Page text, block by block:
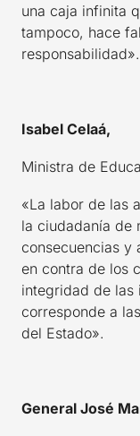
una caja infinita
tampoco, hace
responsabilidad».
Isabel Celaá,
Ministra de
«La labor de las
la ciudadanía de
consecuencias y
en contra de los
integridad de las
corresponde a
del Estado».
General José